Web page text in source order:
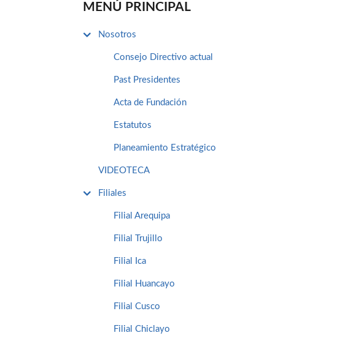
MENÚ PRINCIPAL
Nosotros
Consejo Directivo actual
Past Presidentes
Acta de Fundación
Estatutos
Planeamiento Estratégico
VIDEOTECA
Filiales
Filial Arequipa
Filial Trujillo
Filial Ica
Filial Huancayo
Filial Cusco
Filial Chiclayo